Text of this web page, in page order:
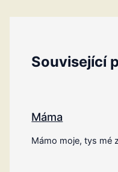
Související
Máma
Mámo moje, tys mé